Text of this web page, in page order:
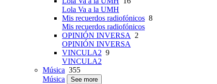
Lola Va a la UMH
Mis recuerdos radiofónicos 8
Mis recuerdos radiofónicos
OPINIÓN INVERSA 2
OPINIÓN INVERSA
VINCULA2 9
VINCULA2
Música 355
Música
See more